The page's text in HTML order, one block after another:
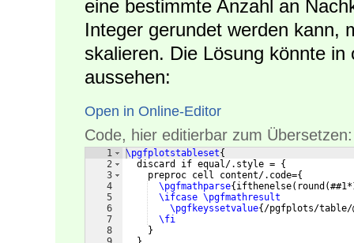
eine bestimmte Anzahl an
Integer gerundet werden kann,
skalieren. Die Lösung könnte
aussehen:
Open in Online-Editor
Code, hier editierbar zum Übersetzen:
1
2
3
4
5
6
7
8
\pgfplotstableset{
  discard if equal/.style =
{
    preproc cell content/.code=
{
\pgfmathparse{ ifthenelse( round (
\ifcase \pgfmathresult
\pgfkeyssetvalue{ /pgfplots/table/
\fi
}